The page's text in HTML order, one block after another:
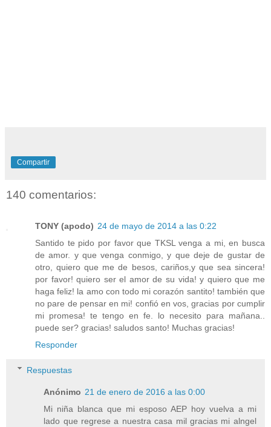
Compartir
140 comentarios:
TONY (apodo) 24 de mayo de 2014 a las 0:22
Santido te pido por favor que TKSL venga a mi, en busca
de amor. y que venga conmigo, y que deje de gustar de
otro, quiero que me de besos, cariños,y que sea sincera!
por favor! quiero ser el amor de su vida! y quiero que me
haga feliz! la amo con todo mi corazón santito! también que
no pare de pensar en mi! confió en vos, gracias por cumplir
mi promesa! te tengo en fe. lo necesito para mañana..
puede ser? gracias! saludos santo! Muchas gracias!
Responder
Respuestas
Anónimo 21 de enero de 2016 a las 0:00
Mi niña blanca que mi esposo AEP hoy vuelva a mi
lado que regrese a nuestra casa mil gracias mi alngel